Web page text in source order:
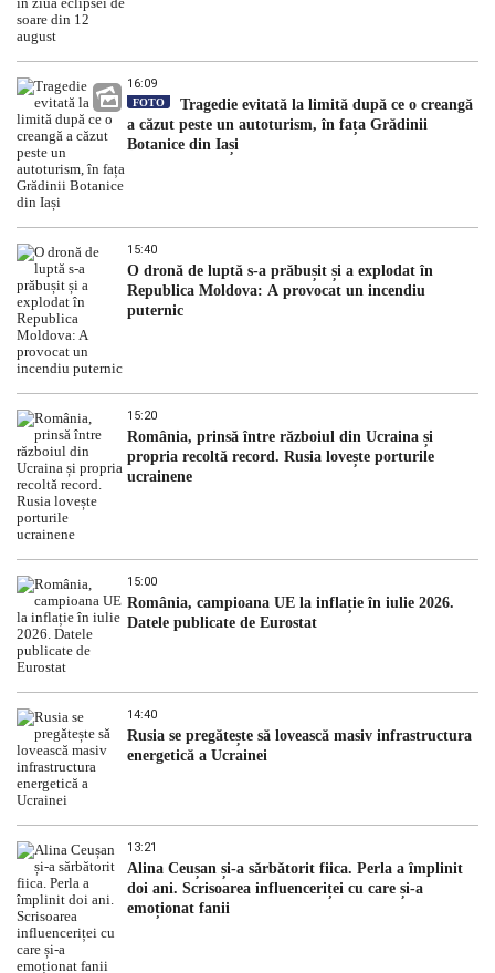
16:09
FOTO
Tragedie evitată la limită după ce o creangă
a căzut peste un autoturism, în fața Grădinii
Botanice din Iași
15:40
O dronă de luptă s-a prăbușit și a explodat în
Republica Moldova: A provocat un incendiu
puternic
15:20
România, prinsă între războiul din Ucraina și
propria recoltă record. Rusia lovește porturile
ucrainene
15:00
România, campioana UE la inflație în iulie 2026.
Datele publicate de Eurostat
14:40
Rusia se pregătește să lovească masiv infrastructura
energetică a Ucrainei
13:21
Alina Ceușan și-a sărbătorit fiica. Perla a împlinit
doi ani. Scrisoarea influenceriței cu care și-a
emoționat fanii